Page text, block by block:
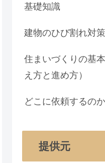
基礎知識
建物のひび割れ対
住まいづくりの基
え方と進め方）
どこに依頼するのか
提供元